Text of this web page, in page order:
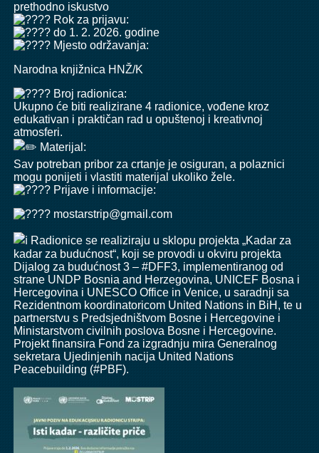
prethodno iskustvo
Rok za prijavu:
do 1. 2. 2026. godine
Mjesto održavanja:
Narodna knjižnica HNŽ/K
Broj radionica:
Ukupno će biti realizirane 4 radionice, vođene kroz
edukativan i praktičan rad u opuštenoj i kreativnoj
atmosferi.
Materijal:
Sav potreban pribor za crtanje je osiguran, a polaznici
mogu ponijeti i vlastiti materijal ukoliko žele.
Prijave i informacije:
mostarstrip@gmail.com
Radionice se realiziraju u sklopu projekta „Kadar za
kadar za budućnost“, koji se provodi u okviru projekta
Dijalog za budućnost 3 – #DFF3, implementiranog od
strane UNDP Bosnia and Herzegovina, UNICEF Bosna i
Hercegovina i UNESCO Office in Venice, u saradnji sa
Rezidentnom koordinatoricom United Nations in BiH , te u
partnerstvu s Predsjedništvom Bosne i Hercegovine i
Ministarstvom civilnih poslova Bosne i Hercegovine.
Projekt finansira Fond za izgradnju mira Generalnog
sekretara Ujedinjenih nacija United Nations
Peacebuilding (#PBF).